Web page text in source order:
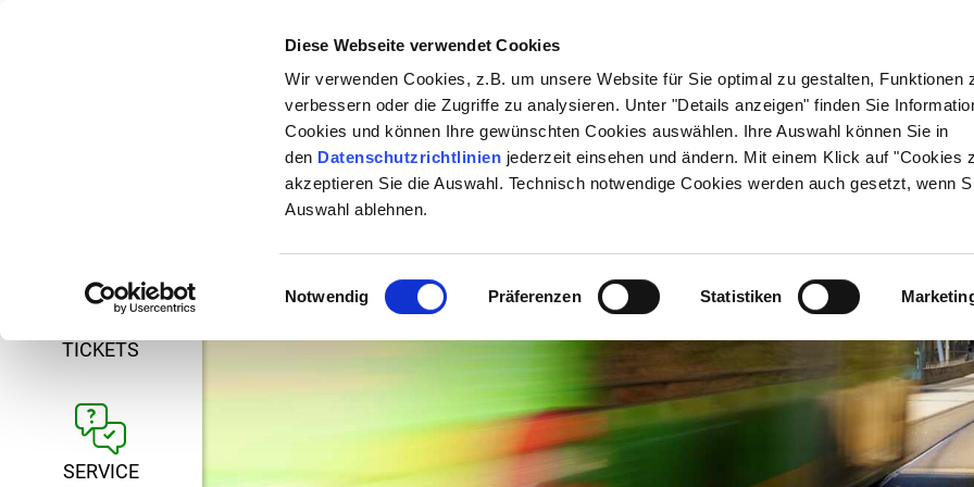
Diese Webseite verwendet Cookies
Wir verwenden Cookies, z.B. um unsere Website für Sie optimal zu gestalten, Funktionen
verbessern oder die Zugriffe zu analysieren. Unter "Details anzeigen" finden Sie
Cookies und können Ihre gewünschten Cookies auswählen. Ihre Auswahl können Sie in
den Datenschutzrichtlinien jederzeit einsehen und ändern. Mit einem Klick auf "Cookies
akzeptieren Sie die Auswahl. Technisch notwendige Cookies werden auch gesetzt, wenn
Auswahl ablehnen.
Einwilligungsauswahl
Notwendig Präferenzen Statistiken
24-H-HOTLINE: 0800 6 50 40 30*
* gebührenfrei aus allen dt. Netzen
TICKETS
SERVICE